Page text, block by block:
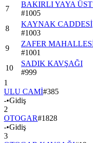
7
BAKIRLI YAYA
#1005
8
KAYNAK CADDESİ
#1003
9
ZAFER
#1001
10
SADIK KAVŞAĞI
#999
1
ULU CAMİ#385
-•Gidiş
2
OTOGAR#1828
-•Gidiş
3